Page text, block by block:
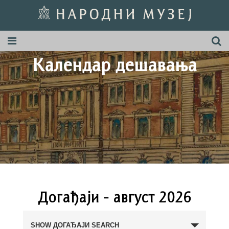
Календар дeшавања
Догађаји - август 2026
SHOW ДОГАЂАЈИ SEARCH